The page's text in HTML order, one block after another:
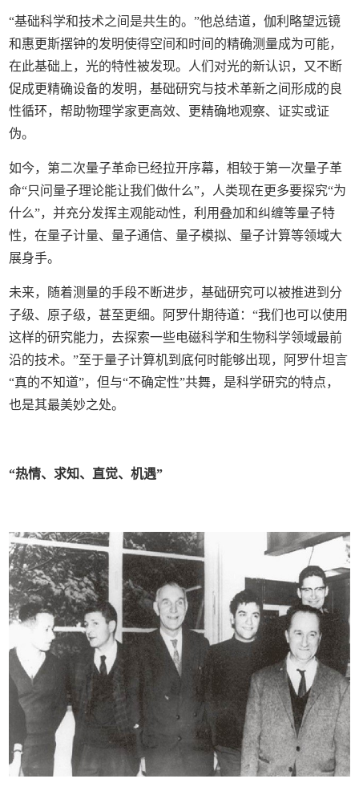
“基础科学和技术之间是共生的。”他总结道，伽利略望远镜
和惠更斯摆钟的发明使得空间和时间的精确测量成为可能，
在此基础上，光的特性被发现。人们对光的新认识，又不断
促成更精确设备的发明，基础研究与技术革新之间形成的良
性循环，帮助物理学家更高效、更精确地观察、证实或证
伪。
如今，第二次量子革命已经拉开序幕，相较于第一次量子革
命“只问量子理论能让我们做什么”，人类现在更多要探究“为
什么”，并充分发挥主观能动性，利用叠加和纠缠等量子特
性，在量子计量、量子通信、量子模拟、量子计算等领域大
展身手。
未来，随着测量的手段不断进步，基础研究可以被推进到分
子级、原子级，甚至更细。阿罗什期待道：“我们也可以使用
这样的研究能力，去探索一些电磁科学和生物科学领域最前
沿的技术。”至于量子计算机到底何时能够出现，阿罗什坦言
“真的不知道”，但与“不确定性”共舞，是科学研究的特点，
也是其最美妙之处。
“热情、求知、直觉、机遇”